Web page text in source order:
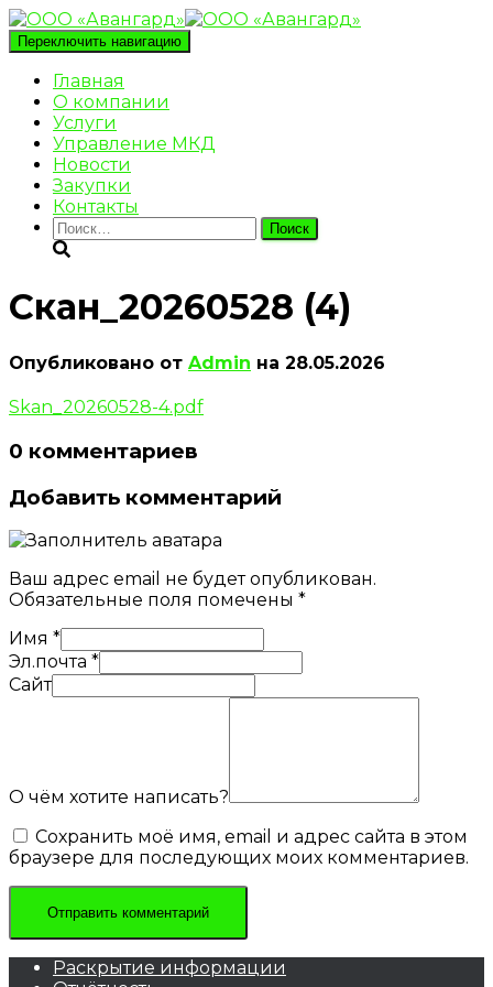
Переключить навигацию
Главная
О компании
Услуги
Управление МКД
Новости
Закупки
Контакты
Найти:
Скан_20260528 (4)
Опубликовано от Admin на 28.05.2026
Skan_20260528-4.pdf
0 комментариев
Добавить комментарий
Ваш адрес email не будет опубликован.
Обязательные поля помечены *
Имя *
Эл.почта *
Сайт
О чём хотите написать?
Сохранить моё имя, email и адрес сайта в этом
браузере для последующих моих комментариев.
Раскрытие информации